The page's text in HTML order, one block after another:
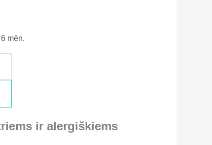
mēn.
ir alergiškiems